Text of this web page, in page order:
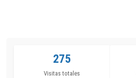
275
Visitas totales